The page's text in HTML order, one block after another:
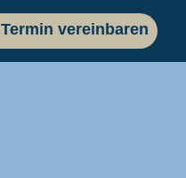
Termin vereinbaren